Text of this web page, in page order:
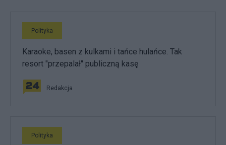
Polityka
Karaoke, basen z kulkami i tańce hulańce. Tak
resort "przepalał" publiczną kasę
Redakcja
Polityka